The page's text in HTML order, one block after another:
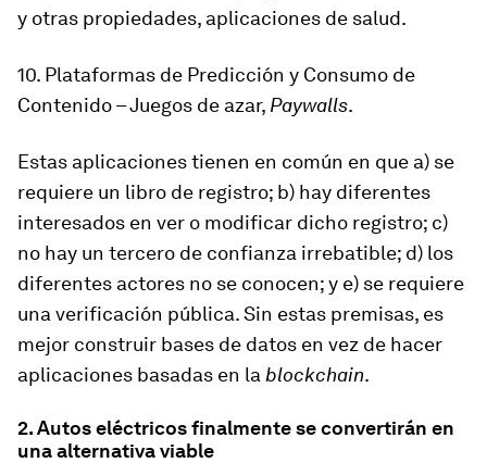
y otras propiedades, aplicaciones de salud.
10. Plataformas de Predicción y Consumo de
Contenido – Juegos de azar, Paywalls.
Estas aplicaciones tienen en común en que a) se
requiere un libro de registro; b) hay diferentes
interesados en ver o modificar dicho registro; c)
no hay un tercero de confianza irrebatible; d) los
diferentes actores no se conocen; y e) se requiere
una verificación pública. Sin estas premisas, es
mejor construir bases de datos en vez de hacer
aplicaciones basadas en la blockchain.
2. Autos eléctricos finalmente se convertirán en
una alternativa viable